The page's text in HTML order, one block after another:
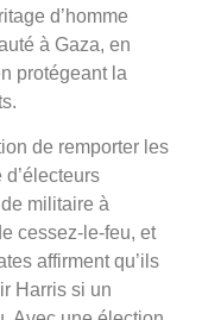
d’homme
à Gaza, en
protégeant la
de remporter les
militaire à
cessez-le-feu, et
affirment qu’ils
Harris si un